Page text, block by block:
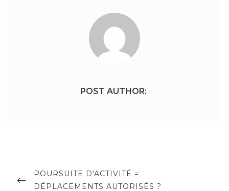
POST AUTHOR:
PREVIOUS
POST
POURSUITE D'ACTIVITÉ =
DÉPLACEMENTS AUTORISÉS ?